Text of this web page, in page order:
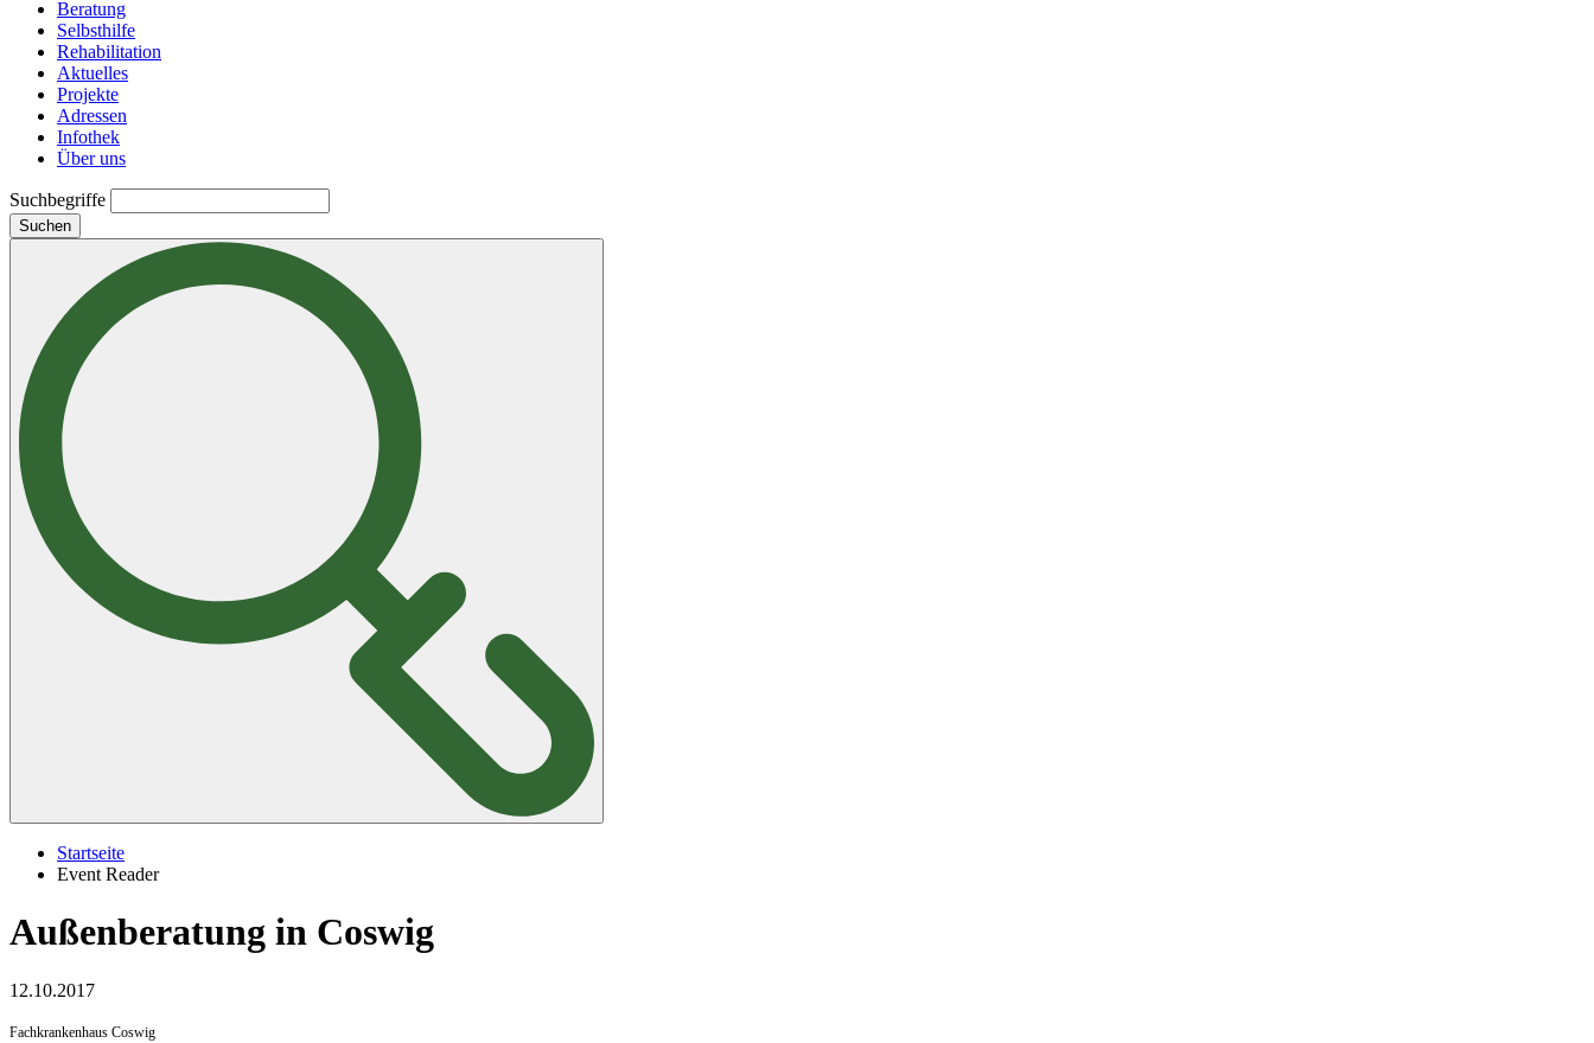
Beratung
Selbsthilfe
Rehabilitation
Aktuelles
Projekte
Adressen
Infothek
Über uns
Suchbegriffe
Suchen
Startseite
Event Reader
Außenberatung in Coswig
12.10.2017
Fachkrankenhaus Coswig